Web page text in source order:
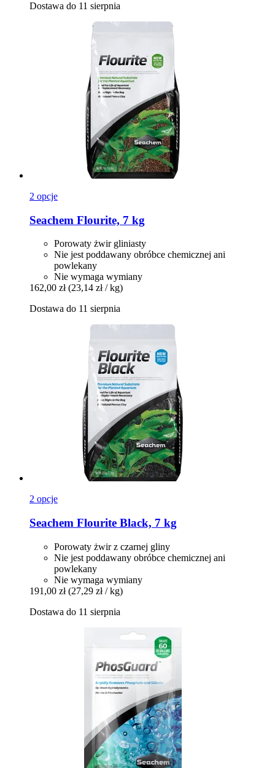
Dostawa do 11 sierpnia
2 opcje
Seachem Flourite, 7 kg
Porowaty żwir gliniasty
Nie jest poddawany obróbce chemicznej ani
powlekany
Nie wymaga wymiany
162,00 zł (23,14 zł / kg)
Dostawa do 11 sierpnia
2 opcje
Seachem Flourite Black, 7 kg
Porowaty żwir z czarnej gliny
Nie jest poddawany obróbce chemicznej ani
powlekany
Nie wymaga wymiany
191,00 zł (27,29 zł / kg)
Dostawa do 11 sierpnia